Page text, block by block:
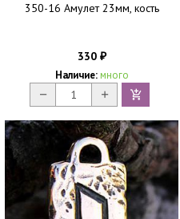
350-16 Амулет 23мм, кость
330 ₽
Наличие: много